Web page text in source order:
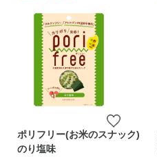
ポリフリー(お米のスナック)
のり塩味